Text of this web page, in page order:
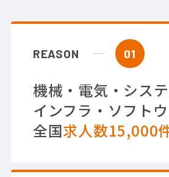
REASON 01
機械・電気・システ
インフラ・ソフト
全国求人数15,000